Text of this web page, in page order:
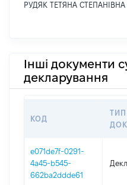
РУДЯК ТЕТЯНА СТЕПАНІВНА
Інші документи
декларування
КОД
ТИП
e071de7f-0291-
4a45-b545-
662ba2ddde61